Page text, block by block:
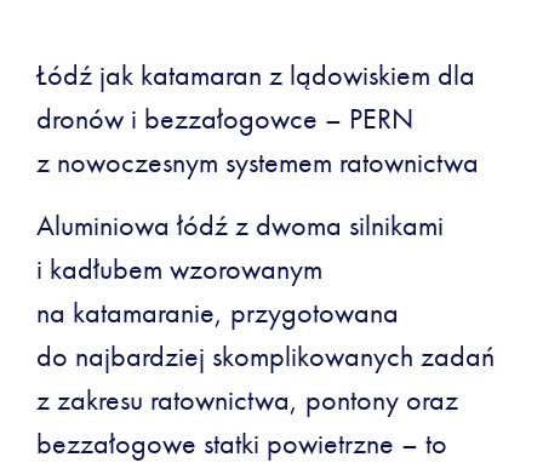
Łódź jak katamaran z lądowiskiem dla
dronów i bezzałogowce – PERN
z nowoczesnym systemem ratownictwa
Aluminiowa łódź z dwoma silnikami
i kadłubem wzorowanym
na katamaranie, przygotowana
do najbardziej skomplikowanych zadań
z zakresu ratownictwa, pontony oraz
bezzałogowe statki powietrzne – to